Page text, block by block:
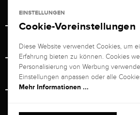
Ladengeschäft
Versand & Zahlung
Ratgeber
Service
Newsletterabmeldung
Retouren-Service
Vertrag Widerrufen
Juwelier Brogle
Über uns
Unternehmen
Persönlicher Berater
EINSTELLUNGEN
Cookie-Voreinstellungen
Diese Website verwendet Cookies, um
Erfahrung bieten zu können. Cookies
Personalisierung von Werbung
Einstellungen anpassen oder alle
Mehr Informationen ...